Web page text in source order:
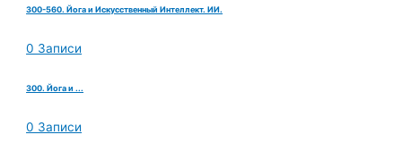
300-560. Йога и Искусственный Интеллект. ИИ.
0 Записи
300. Йога и ...
0 Записи